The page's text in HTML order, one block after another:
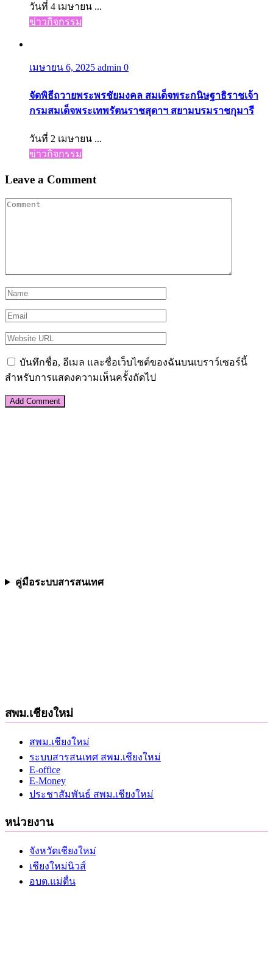
วันที่ 4 เมษายน ...
ข่าวกิจกรรม
เมษายน 6, 2025 admin 0
จัดพิธีถวายพระพรชัยมงคล สมเด็จพระกนิษฐาธิราชเจ้า
กรมสมเด็จพระเทพรัตนราชสุดาฯ สยามบรมราชกุมารี
วันที่ 2 เมษายน ...
ข่าวกิจกรรม
Leave a Comment
บันทึกชื่อ, อีเมล และชื่อเว็บไซต์ของฉันบนเบราว์เซอร์นี้
สำหรับการแสดงความเห็นครั้งถัดไป
คู่มือระบบสารสนเทศ
สพม.เชียงใหม่
สพม.เชียงใหม่
ระบบสารสนเทศ สพม.เชียงใหม่
E-office
E-Money
ประชาสัมพันธ์ สพม.เชียงใหม่
หน่วยงาน
จังหวัดเชียงใหม่
เชียงใหม่นิวส์
อบต.แม่ตื่น